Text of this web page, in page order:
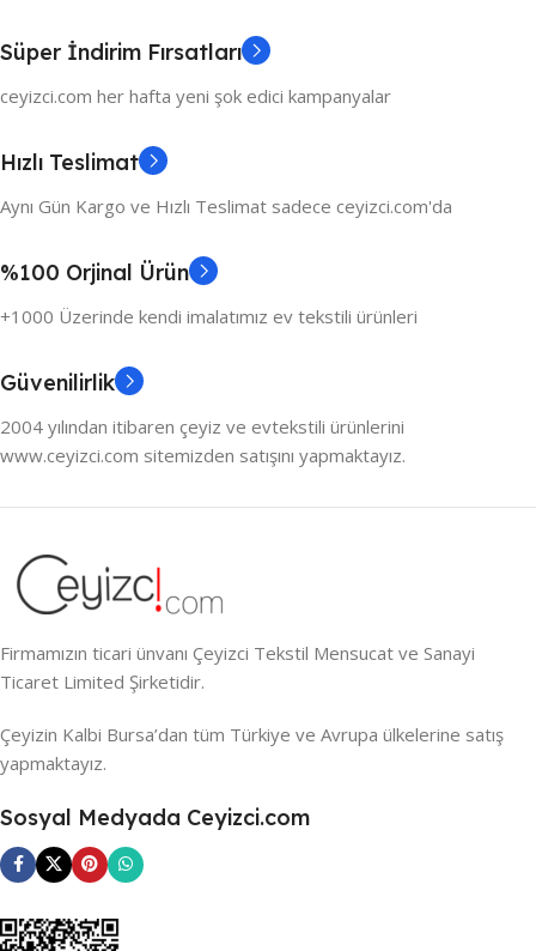
Süper İndirim Fırsatları
ceyizci.com her hafta yeni şok edici kampanyalar
Hızlı Teslimat
Aynı Gün Kargo ve Hızlı Teslimat sadece ceyizci.com'da
%100 Orjinal Ürün
+1000 Üzerinde kendi imalatımız ev tekstili ürünleri
Güvenilirlik
2004 yılından itibaren çeyiz ve evtekstili ürünlerini
www.ceyizci.com sitemizden satışını yapmaktayız.
Firmamızın ticari ünvanı Çeyizci Tekstil Mensucat ve Sanayi
Ticaret Limited Şirketidir.
Çeyizin Kalbi Bursa’dan tüm Türkiye ve Avrupa ülkelerine satış
yapmaktayız.
Sosyal Medyada Ceyizci.com